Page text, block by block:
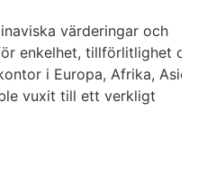
värderingar och
enkelhet, tillförlitlighet och
i Europa, Afrika, Asien
vuxit till ett verkligt